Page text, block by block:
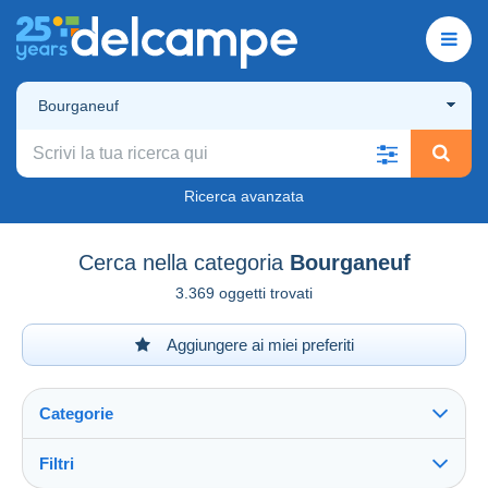
Bourganeuf
Ricerca avanzata
Cerca nella categoria Bourganeuf
3.369 oggetti trovati
Aggiungere ai miei preferiti
Categorie
Filtri